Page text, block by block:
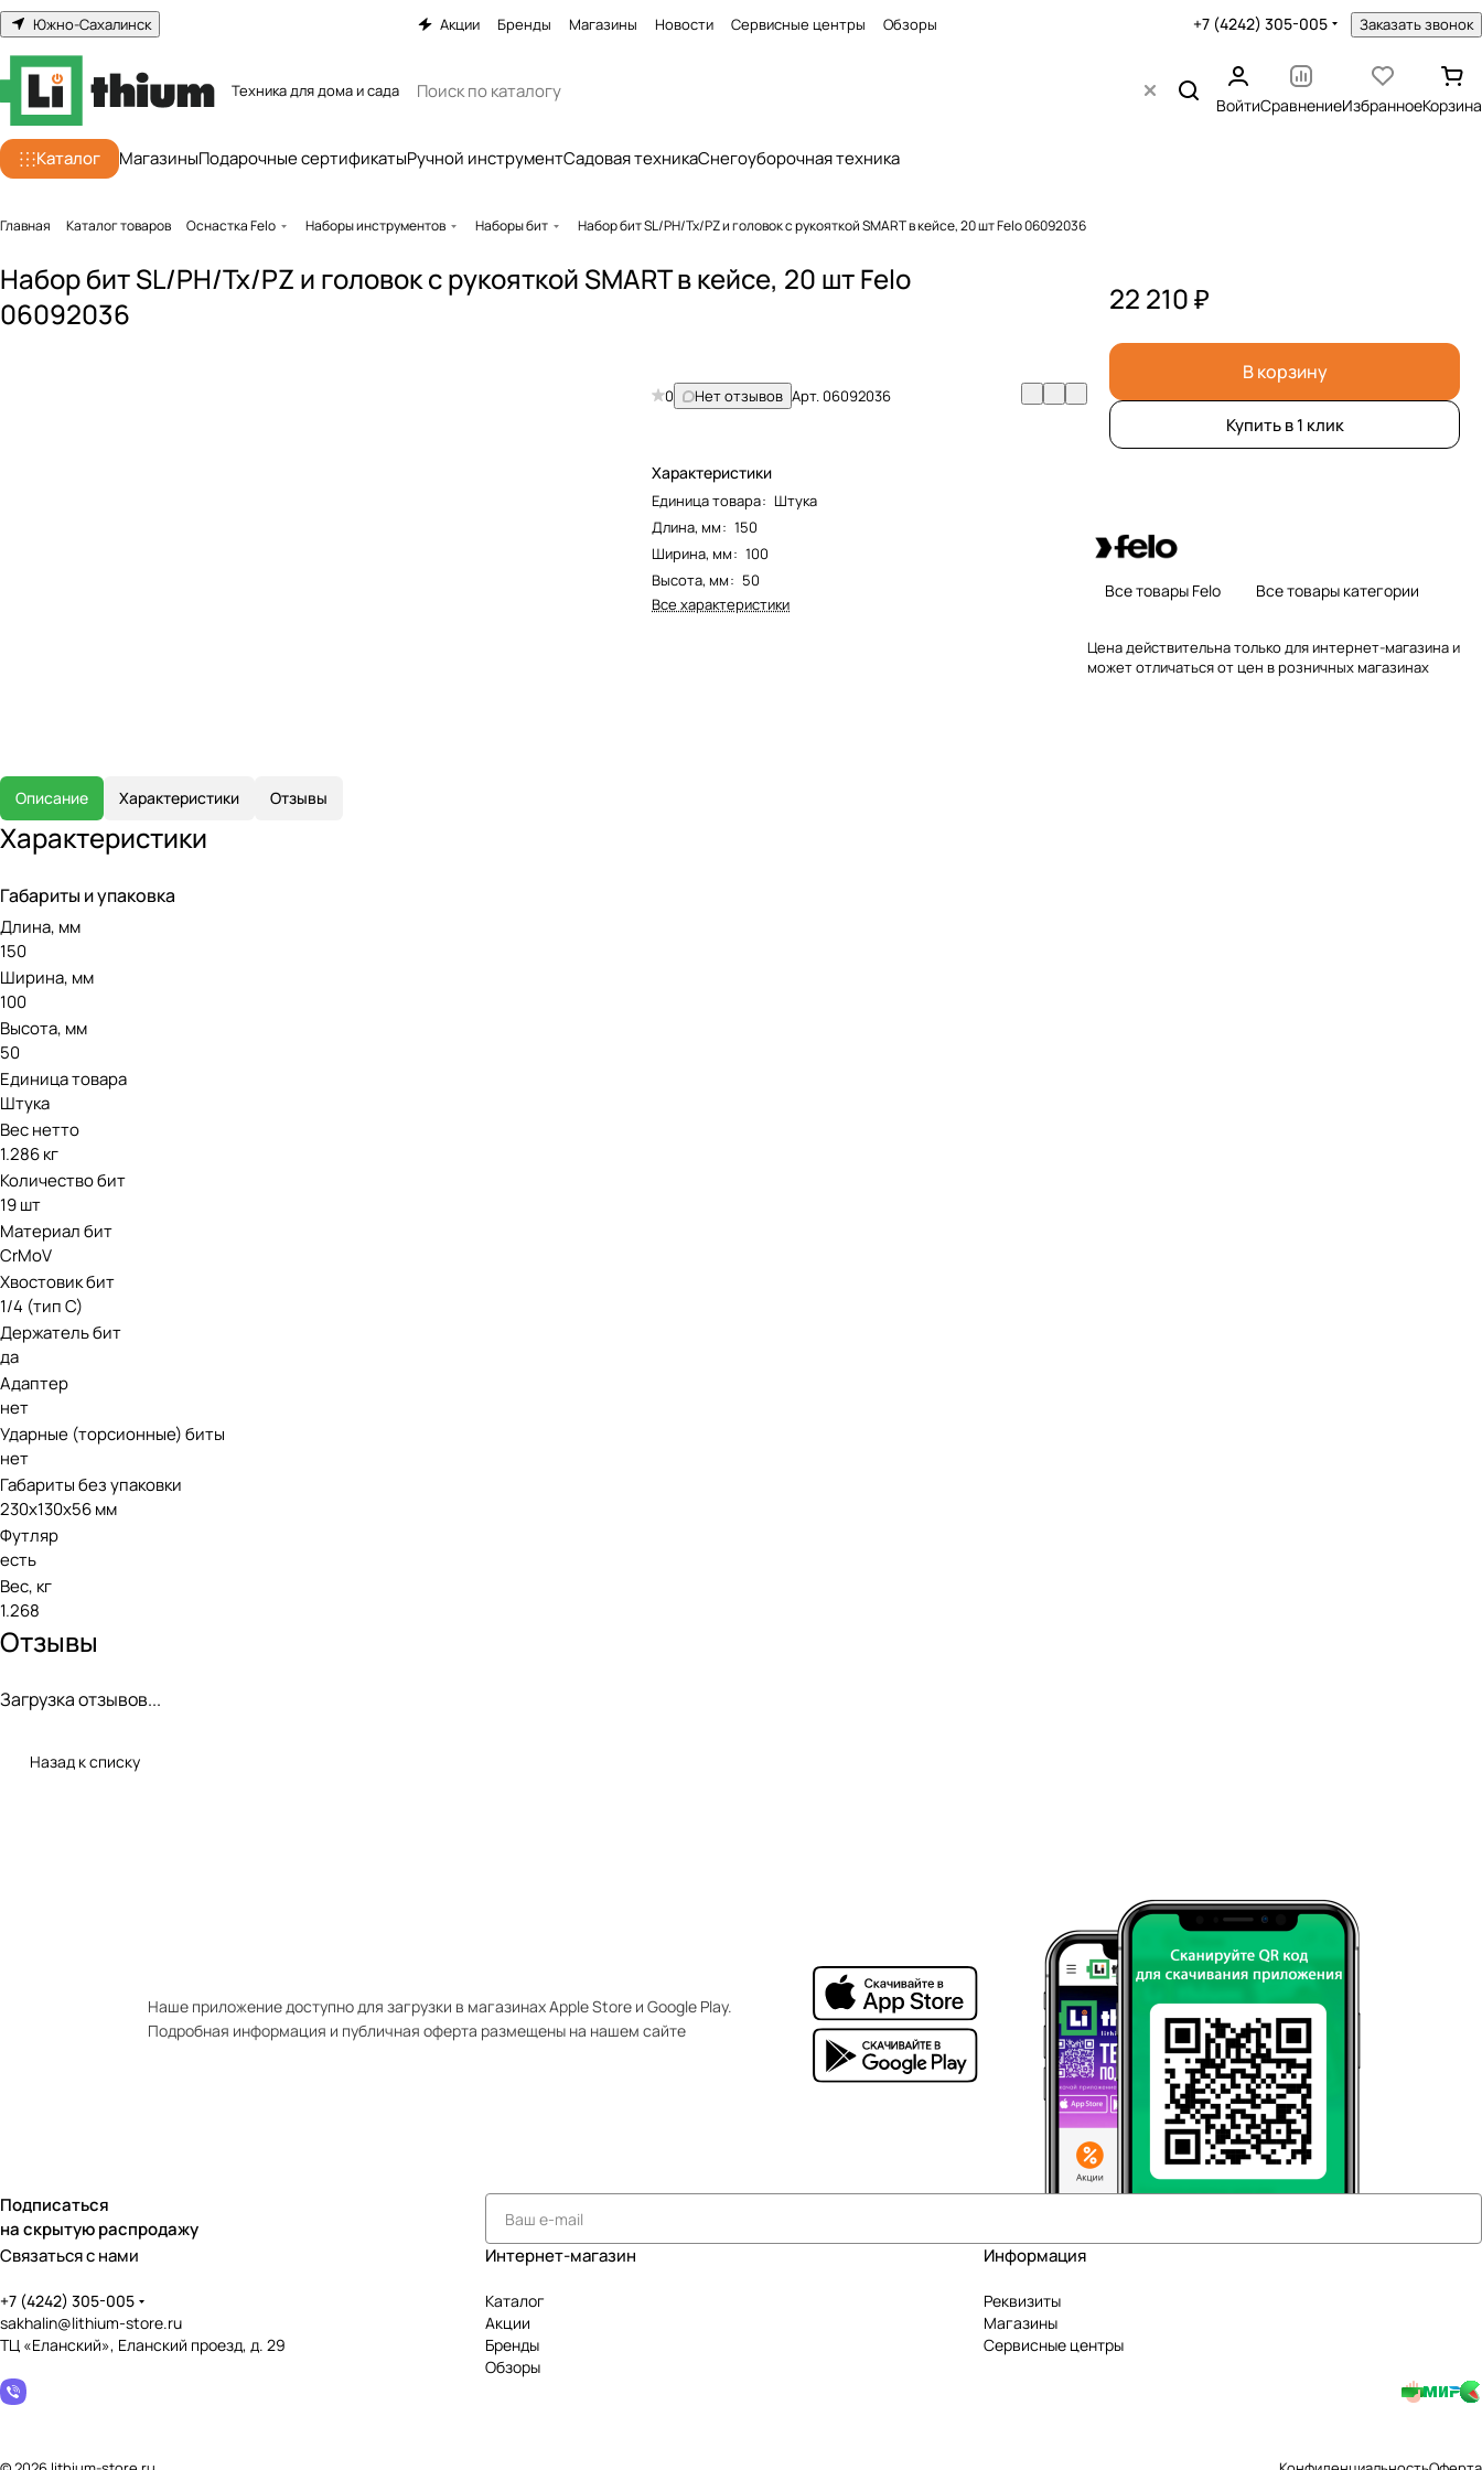
Южно-Сахалинск Акции Бренды Магазины Новости Сервисные центры Обзоры +7 (4242) 305-005 Заказать звонок
Техника для дома и сада
ВойтиСравнениеИзбранноеКорзина
Каталог МагазиныПодарочные сертификатыРучной инструментСадовая техникаСнегоуборочная техника
Главная Каталог товаров Оснастка Felo Наборы инструментов Наборы бит Набор бит SL/PH/Tx/PZ и головок c рукояткой SMART в кейсе, 20 шт Felo 06092036
Набор бит SL/PH/Tx/PZ и головок c рукояткой SMART в кейсе, 20 шт Felo
06092036
0 Нет отзывов Арт.06092036
Характеристики
Единица товара: Штука
Длина, мм: 150
Ширина, мм: 100
Высота, мм: 50
Все характеристики
22 210 ₽
В корзину
Купить в 1 клик
Все товары Felo Все товары категории
Цена действительна только для интернет-магазина и
может отличаться от цен в розничных магазинах
Описание Характеристики Отзывы
Характеристики
Габариты и упаковка
Длина, мм
150
Ширина, мм
100
Высота, мм
50
Единица товара
Штука
Вес нетто
1.286 кг
Количество бит
19 шт
Материал бит
CrMoV
Хвостовик бит
1/4 (тип С)
Держатель бит
да
Адаптер
нет
Ударные (торсионные) биты
нет
Габариты без упаковки
230x130x56 мм
Футляр
есть
Вес, кг
1.268
Отзывы
Загрузка отзывов...
Назад к списку
Наше приложение доступно для загрузки в магазинах Apple Store и Google Play.
Подробная информация и публичная оферта размещены на нашем сайте
Подписаться
на скрытую распродажу
Связаться с нами
+7 (4242) 305-005
sakhalin@lithium-store.ru
ТЦ «Еланский», Еланский проезд, д. 29
Интернет-магазин
Каталог
Акции
Бренды
Обзоры
Информация
Реквизиты
Магазины
Сервисные центры